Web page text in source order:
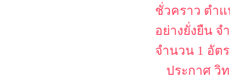
ชั่วคราว ตำแ
อย่างยั่งยืน
จำนวน 1 อัต
ประกาศ วิ